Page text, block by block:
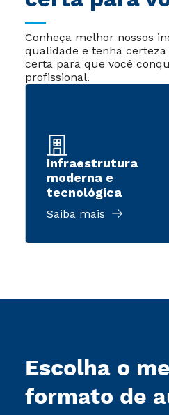
Conheça melhor nossos
qualidade e tenha
certa para que você
profissional.
Infraestrutura
moderna e
tecnológica
Saiba mais
Escolha o
formato de